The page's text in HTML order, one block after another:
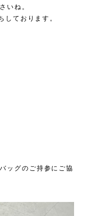
いね。
ております。
ッグのご持参にご協